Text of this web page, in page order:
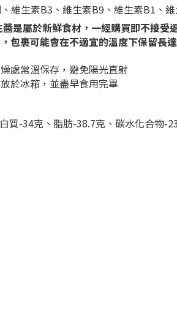
維生素B3、維生素B9、維生素B1、
是屬於新鮮食材，一經購買即不接受
包裹可能會在不適宜的溫度下保留長
處常溫保存， 避免陽光直射
於冰箱，並盡早食用完畢
質-34克、脂肪-38.7克、碳水化合物-